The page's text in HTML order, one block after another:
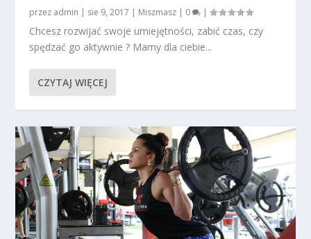
przez admin | sie 9, 2017 | Miszmasz | 0 |
Chcesz rozwijać swoje umiejętności, zabić czas, czy
spędzać go aktywnie ? Mamy dla ciebie...
CZYTAJ WIĘCEJ